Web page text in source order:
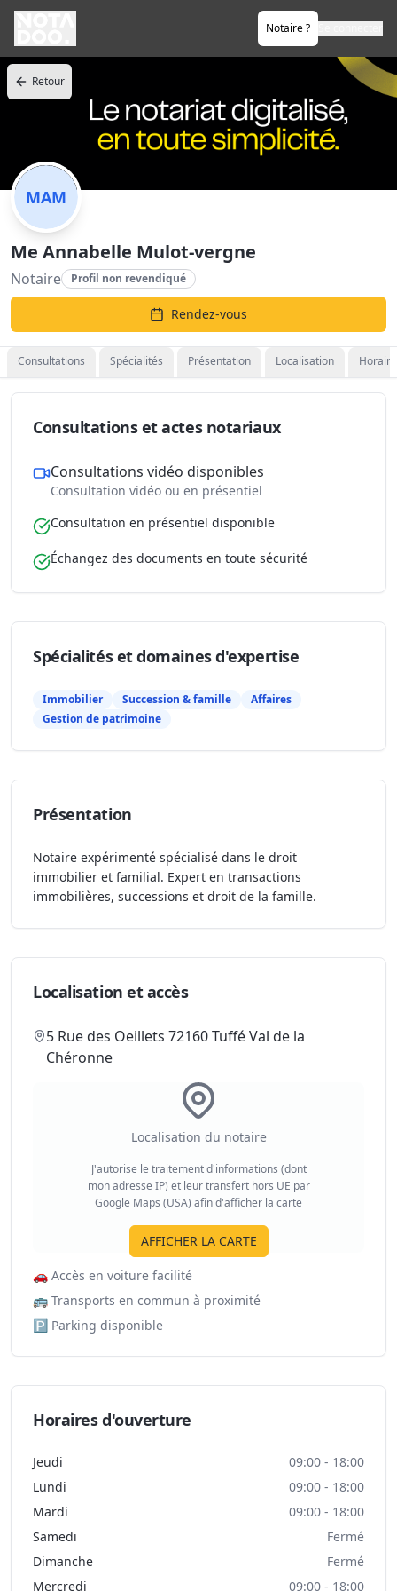
Notaire ?
Retour
MAM
Me Annabelle Mulot-vergne
Notaire Profil non revendiqué
Rendez-vous
Consultations Spécialités Présentation Localisation
Consultations et actes notariaux
Consultations vidéo disponibles
Consultation vidéo ou en présentiel
Consultation en présentiel disponible
Échangez des documents en toute sécurité
Spécialités et domaines d'expertise
Immobilier Succession & famille
Affaires
Gestion de patrimoine
Présentation
Notaire expérimenté spécialisé dans le droit
immobilier et familial. Expert en transactions
immobilières, successions et droit de la famille.
Localisation et accès
5 Rue des Oeillets 72160 Tuffé Val de la
Chéronne
Localisation du notaire
J'autorise le traitement d'informations (dont
mon adresse IP) et leur transfert hors UE par
Google Maps (USA) afin d'afficher la carte
AFFICHER LA CARTE
🚗 Accès en voiture facilité
🚌 Transports en commun à proximité
🅿️ Parking disponible
Horaires d'ouverture
Jeudi
09:00 - 18:00
Lundi
09:00 - 18:00
Mardi
09:00 - 18:00
Samedi
Fermé
Dimanche
Fermé
Mercredi
09:00 - 18:00